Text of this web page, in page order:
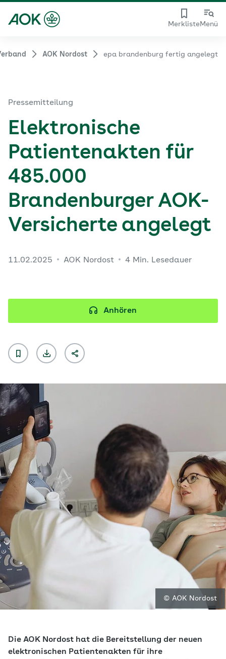
MerklisteMenü
AOK Nordost epa brandenburg fertig angelegt
Pressemitteilung
Elektronische
Patientenakten für
485.000
Brandenburger AOK-
Versicherte angelegt
11.02.2025 AOK Nordost 4 Min. Lesedauer
Anhören
© AOK Nordost
Die AOK Nordost hat die Bereitstellung der neuen
elektronischen Patientenakten für ihre